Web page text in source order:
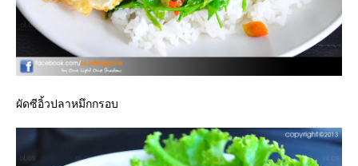
ผัดซีอิ้วปลาหมึกกรอบ